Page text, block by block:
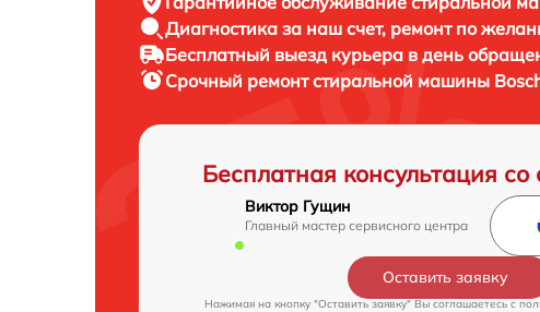
Диагностика за наш счет, ремонт по
Бесплатный выезд курьера в день
Срочный ремонтстиральной машины
Бесплатная консультация
Виктор Гущин
Главный мастер сервисного центра
Оставить заявку
Нажимая на кнопку "Оставить заявку" Вы соглашаетесь c